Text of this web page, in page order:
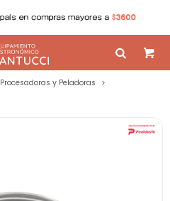
Procesadoras y Peladoras